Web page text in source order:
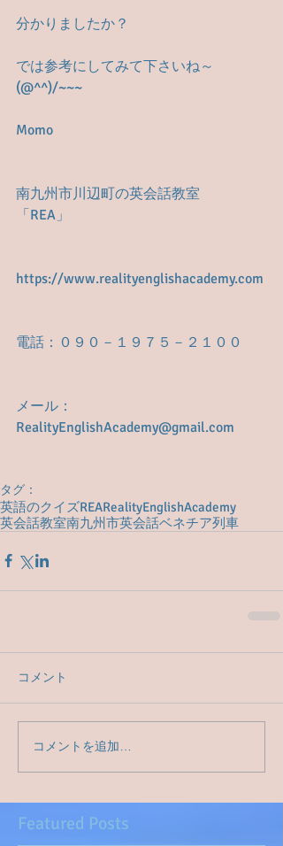
分かりましたか？
では参考にしてみて下さいね～
(@^^)/~~~
Momo
南九州市川辺町の英会話教室
「REA」
https://www.realityenglishacademy.com
電話：０９０－１９７５－２１００
メール：
RealityEnglishAcademy@gmail.com
タグ：
英語のクイズREARealityEnglishAcademy
英会話教室南九州市英会話ベネチア列車
コメント
コメントを追加…
Featured Posts